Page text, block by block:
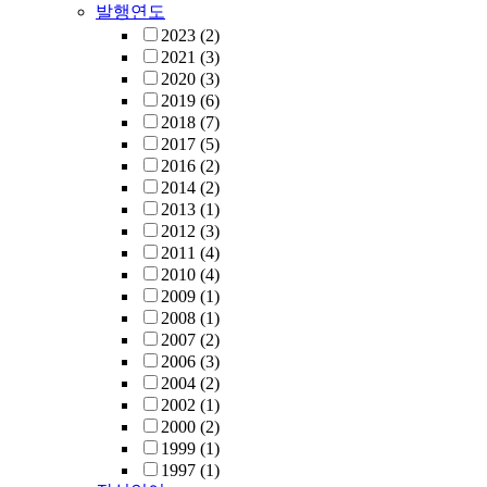
발행연도
2023 (2)
2021 (3)
2020 (3)
2019 (6)
2018 (7)
2017 (5)
2016 (2)
2014 (2)
2013 (1)
2012 (3)
2011 (4)
2010 (4)
2009 (1)
2008 (1)
2007 (2)
2006 (3)
2004 (2)
2002 (1)
2000 (2)
1999 (1)
1997 (1)